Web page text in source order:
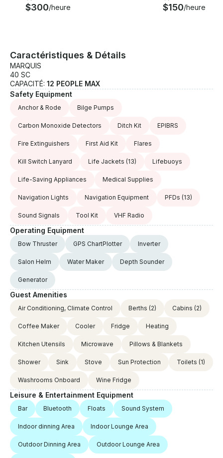
$300/heure $150/heure
Caractéristiques & Détails
MARQUIS
40 SC
CAPACITÉ: 12 PEOPLE MAX
Safety Equipment
Anchor & Rode Bilge Pumps
Carbon Monoxide Detectors Ditch Kit EPIBRS
Fire Extinguishers First Aid Kit Flares
Kill Switch Lanyard Life Jackets (13) Lifebuoys
Life-Saving Appliances Medical Supplies
Navigation Lights Navigation Equipment PFDs (13)
Sound Signals Tool Kit VHF Radio
Operating Equipment
Bow Thruster GPS ChartPlotter Inverter
Salon Helm Water Maker Depth Sounder
Generator
Guest Amenities
Air Conditioning, Climate Control Berths (2) Cabins (2)
Coffee Maker Cooler Fridge Heating
Kitchen Utensils Microwave Pillows & Blankets
Shower Sink Stove Sun Protection Toilets (1)
Washrooms Onboard Wine Fridge
Leisure & Entertainment Equipment
Bar Bluetooth Floats Sound System
Indoor dinning Area Indoor Lounge Area
Outdoor Dinning Area Outdoor Lounge Area